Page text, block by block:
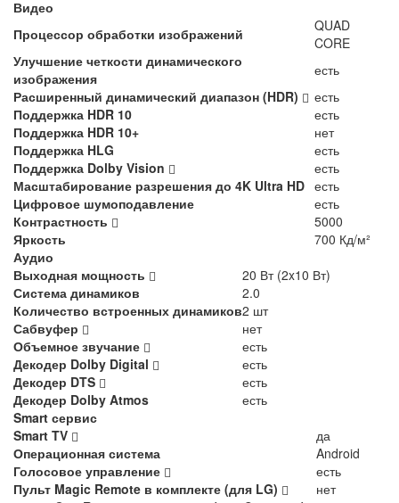
Видео
Процессор обработки изображений
QUAD
CORE
Улучшение четкости динамического
изображения
есть
Расширенный динамический диапазон (HDR)
есть
Поддержка HDR 10
есть
Поддержка HDR 10+
нет
Поддержка HLG
есть
Поддержка Dolby Vision
есть
Масштабирование разрешения до 4K Ultra HD есть
Цифровое шумоподавление
есть
Контрастность
5000
Яркость
700 Кд/м²
Аудио
Выходная мощность
20 Вт (2x10 Вт)
Система динамиков
2.0
Количество встроенных динамиков2 шт
Сабвуфер
нет
Объемное звучание
есть
Декодер Dolby Digital
есть
Декодер DTS
есть
Декодер Dolby Atmos
есть
Smart сервис
Smart TV
да
Операционная система
Android
Голосовое управление
есть
Пульт Magic Remote в комплекте (для LG)
нет